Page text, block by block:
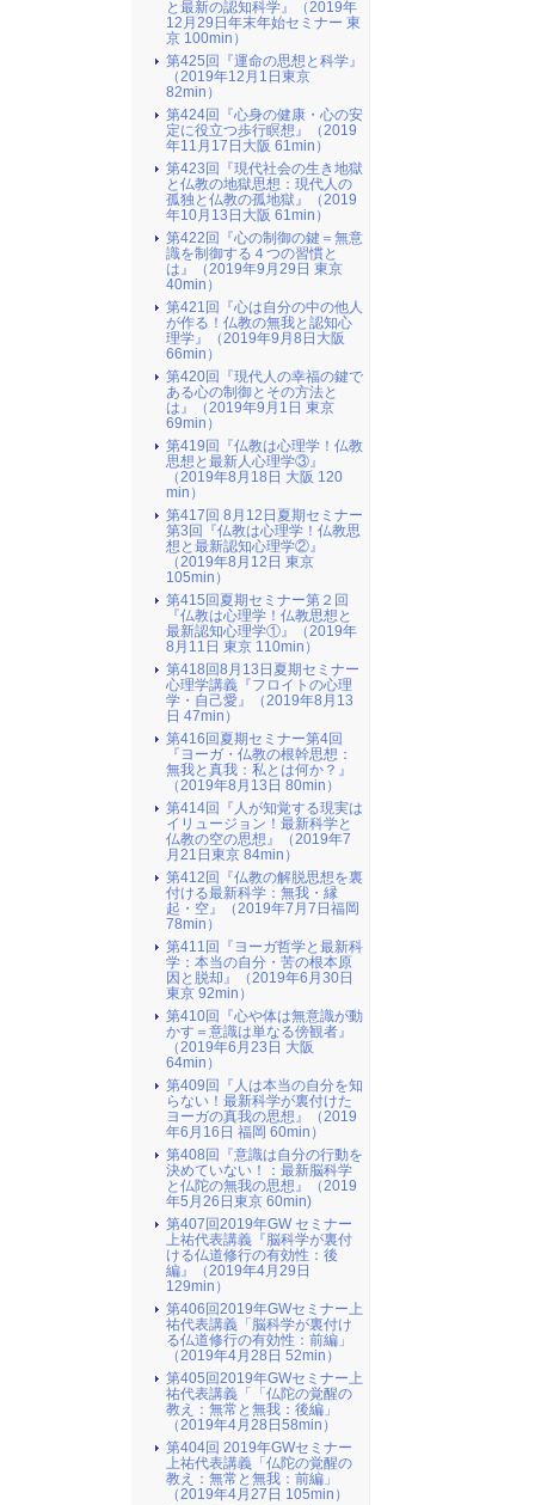
と最新の認知科学』（2019年
12月29日年末年始セミナー 東
京 100min）
第425回『運命の思想と科学』
（2019年12月1日東京
82min）
第424回『心身の健康・心の安
定に役立つ歩行瞑想』（2019
年11月17日大阪 61min）
第423回『現代社会の生き地獄
と仏教の地獄思想：現代人の
孤独と仏教の孤地獄』（2019
年10月13日大阪 61min）
第422回『心の制御の鍵＝無意
識を制御する４つの習慣と
は』（2019年9月29日 東京
40min）
第421回『心は自分の中の他人
が作る！仏教の無我と認知心
理学』（2019年9月8日大阪
66min）
第420回『現代人の幸福の鍵で
ある心の制御とその方法と
は』（2019年9月1日 東京
69min）
第419回『仏教は心理学！仏教
思想と最新人心理学③』
（2019年8月18日 大阪 120
min）
第417回 8月12日夏期セミナー
第3回『仏教は心理学！仏教思
想と最新認知心理学②』
（2019年8月12日 東京
105min）
第415回夏期セミナー第２回
『仏教は心理学！仏教思想と
最新認知心理学①』（2019年
8月11日 東京 110min）
第418回8月13日夏期セミナー
心理学講義『フロイトの心理
学・自己愛』（2019年8月13
日 47min）
第416回夏期セミナー第4回
『ヨーガ・仏教の根幹思想：
無我と真我：私とは何か？』
（2019年8月13日 80min）
第414回『人が知覚する現実は
イリュージョン！最新科学と
仏教の空の思想』（2019年7
月21日東京 84min）
第412回『仏教の解脱思想を裏
付ける最新科学：無我・縁
起・空』（2019年7月7日福岡
78min）
第411回『ヨーガ哲学と最新科
学：本当の自分・苦の根本原
因と脱却』（2019年6月30日
東京 92min）
第410回『心や体は無意識が動
かす＝意識は単なる傍観者』
（2019年6月23日 大阪
64min）
第409回『人は本当の自分を知
らない！最新科学が裏付けた
ヨーガの真我の思想』（2019
年6月16日 福岡 60min）
第408回『意識は自分の行動を
決めていない！：最新脳科学
と仏陀の無我の思想』（2019
年5月26日東京 60min)
第407回2019年GW セミナー
上祐代表講義『脳科学が裏付
ける仏道修行の有効性：後
編』（2019年4月29日
129min）
第406回2019年GWセミナー上
祐代表講義「脳科学が裏付け
る仏道修行の有効性：前編」
（2019年4月28日 52min）
第405回2019年GWセミナー上
祐代表講義「「仏陀の覚醒の
教え：無常と無我：後編」
（2019年4月28日58min）
第404回 2019年GWセミナー
上祐代表講義「仏陀の覚醒の
教え：無常と無我：前編」
（2019年4月27日 105min）